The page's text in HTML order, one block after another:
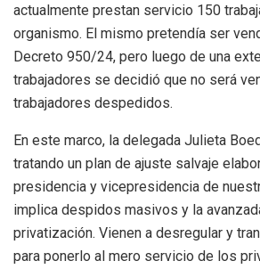
actualmente prestan servicio 150
organismo. El mismo pretendía ser
Decreto 950/24, pero luego de una
trabajadores se decidió que no será
trabajadores despedidos.
En este marco, la delegada Julieta
tratando un plan de ajuste salvaje
presidencia y vicepresidencia de
implica despidos masivos y la
privatización. Vienen a desregular y
para ponerlo al mero servicio de los